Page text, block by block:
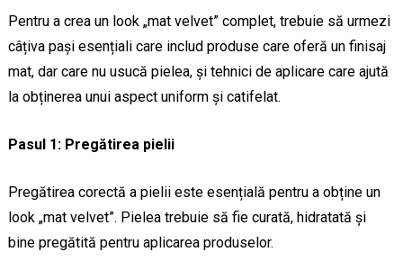
Pentru a crea un look „mat velvet” complet, trebuie să urmezi
câțiva pași esențiali care includ produse care oferă un finisaj
mat, dar care nu usucă pielea, și tehnici de aplicare care ajută
la obținerea unui aspect uniform și catifelat.
Pasul 1: Pregătirea pielii
Pregătirea corectă a pielii este esențială pentru a obține un
look „mat velvet”. Pielea trebuie să fie curată, hidratată și
bine pregătită pentru aplicarea produselor.